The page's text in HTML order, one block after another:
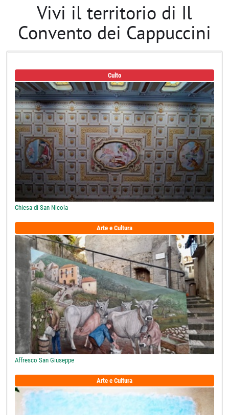
Vivi il territorio di Il
Convento dei Cappuccini
Culto
Chiesa di San Nicola
Arte e Cultura
Affresco San Giuseppe
Arte e Cultura